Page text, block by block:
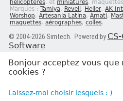
hélicoptères, et miniatures,
Marques : Tamiya, Revell , Heller, AK
Worshop, Artesania Latina, Amati,
maquettes, aérographes, colles.
© 2004-2026 Simtech. Powered by
Software
Bonjour acceptez vous
cookies ?
Laissez-moi choisir lesquels : )